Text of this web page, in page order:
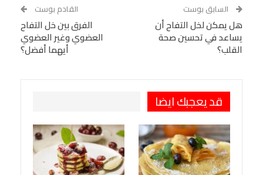
البريد الإلكتروني
VK
Digg
LINE
BlackBerry
Viber
السابق بوست
هل يمكن لخل التفاح أن
يساعد في تحسين صحة
القلب؟
القادم بوست
الفرق بين خل التفاح
العضوي وغير العضوي
أيهما أفضل؟
قد يعجبك ايضا